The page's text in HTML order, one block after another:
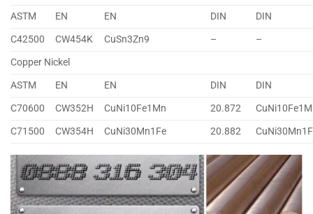
ASTM
EN EN DIN
DIN
C42500
CW454K CuSn3Zn9 –
–
Copper Nickel
ASTM
EN EN DIN
DIN
C70600
CW352H CuNi10Fe1Mn 20.872
C71500
CW354H CuNi30Mn1Fe 20.882